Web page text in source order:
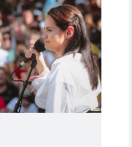
"Et
positivt
blikk
på
2021"